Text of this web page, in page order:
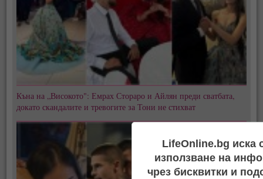
Къна на „Високото": Емрах Стораро и Айлян преди сватбата,
докато скандалите и тревогите за Тони не стихват
LifeOnline.bg иска
използване на
чрез бисквитки и